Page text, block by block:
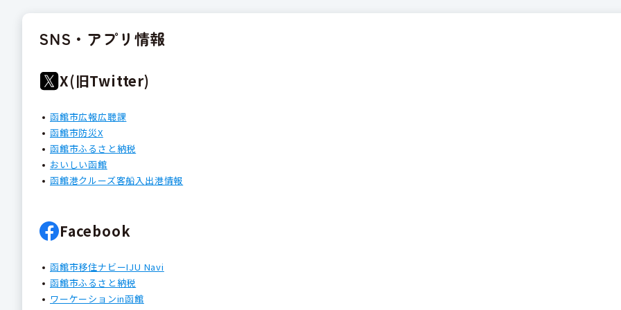
SNS・アプリ情報
X(旧Twitter)
函館市広報広聴課
函館市防災X
函館市ふるさと納税
おいしい函館
函館港クルーズ客船入出港情報
Facebook
函館市移住ナビーIJU Navi
函館市ふるさと納税
ワーケーションin函館